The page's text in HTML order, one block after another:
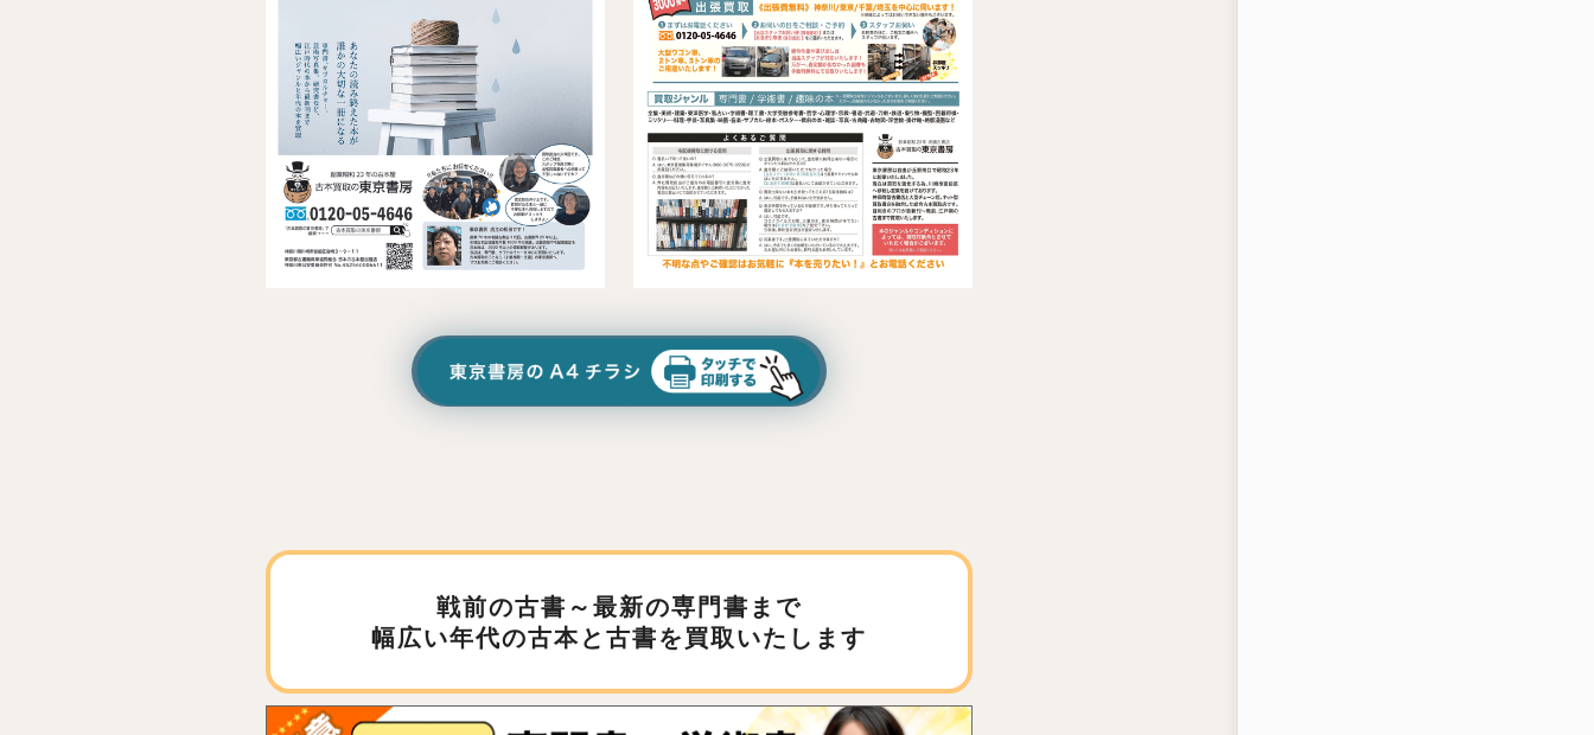
戦前の古書～最新の専門書まで
幅広い年代の古本と古書を買取いたします